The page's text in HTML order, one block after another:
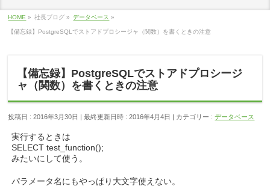
HOME » 社長ブログ » データベース »
【備忘録】PostgreSQLでストアドプロシージャ（関数）を書くときの注意
【備忘録】PostgreSQLでストアドプロシージ
ャ（関数）を書くときの注意
投稿日 : 2016年3月30日 最終更新日時 : 2016年4月4日 カテゴリー :データベース
実行するときは
SELECT test_function();
みたいにして使う。
パラメータ名にもやっぱり大文字使えない。